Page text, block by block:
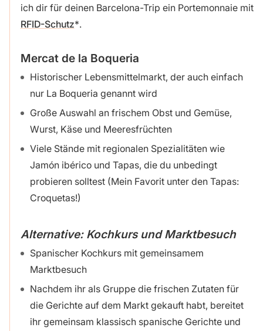
ich dir für deinen Barcelona-Trip ein Portemonnaie mit
RFID-Schutz .
Mercat de la Boqueria
Historischer Lebensmittelmarkt, der auch einfach
nur La Boqueria genannt wird
Große Auswahl an frischem Obst und Gemüse,
Wurst, Käse und Meeresfrüchten
Viele Stände mit regionalen Spezialitäten wie
Jamón ibérico und Tapas, die du unbedingt
probieren solltest (Mein Favorit unter den Tapas:
Croquetas!)
Alternative: Kochkurs und Marktbesuch
Spanischer Kochkurs mit gemeinsamem
Marktbesuch
Nachdem ihr als Gruppe die frischen Zutaten für
die Gerichte auf dem Markt gekauft habt, bereitet
ihr gemeinsam klassisch spanische Gerichte und